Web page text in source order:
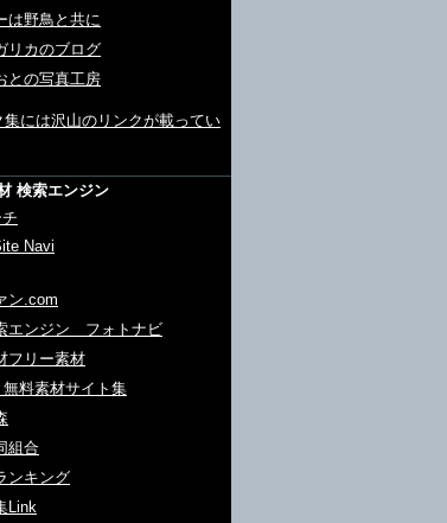
は野鳥と共に
リカのブログ
との写真工房
集には沢山のリンクが載ってい
検索エンジン
Navi
ン.com
エンジン フォトナビ
フリー素材
料素材サイト集
組合
ンキング
Link